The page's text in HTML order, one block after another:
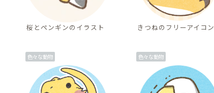
桜とペンギンのイラスト きつねのフリーアイコン
色々な動物 色々な動物